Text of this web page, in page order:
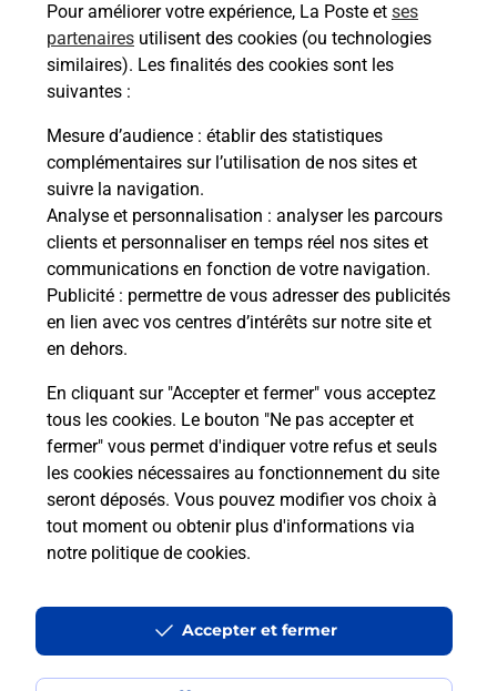
Pour améliorer votre expérience, La Poste et ses
partenaires utilisent des cookies (ou technologies
similaires). Les finalités des cookies sont les
suivantes :
Mesure d’audience : établir des statistiques
complémentaires sur l’utilisation de nos sites et
suivre la navigation.
Analyse et personnalisation : analyser les parcours
clients et personnaliser en temps réel nos sites et
communications en fonction de votre navigation.
Publicité : permettre de vous adresser des publicités
en lien avec vos centres d’intérêts sur notre site et
en dehors.
En cliquant sur "Accepter et fermer" vous acceptez
tous les cookies. Le bouton "Ne pas accepter et
fermer" vous permet d'indiquer votre refus et seuls
les cookies nécessaires au fonctionnement du site
seront déposés. Vous pouvez modifier vos choix à
tout moment ou obtenir plus d'informations via
notre politique de cookies.
Accepter et fermer
Questions fréquemment posées
Quel réseau utilise La Poste Mobile ?
Est-ce que je peux garder mon
numéro de mobile gratuitement ?
Est-ce que je peux bénéficier de la 5G
avec La Poste Mobile ?
Est-ce que je peux utiliser mon forfait
Est-ce que je peux payer mon iPhone
en plusieurs fois avec La Poste Mobile